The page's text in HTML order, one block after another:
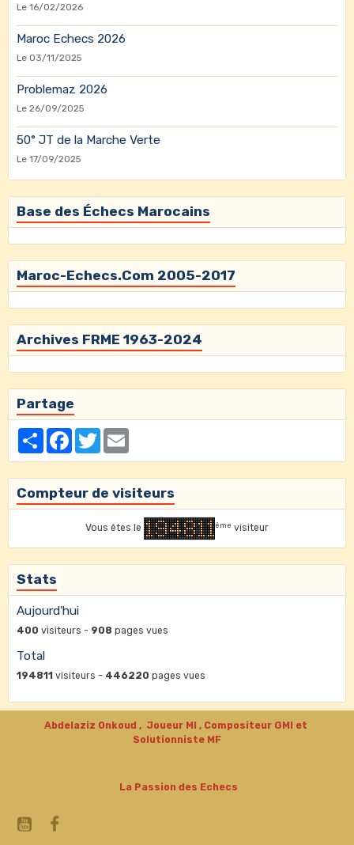
Le 16/02/2026
Maroc Echecs 2026
Le 03/11/2025
Problemaz 2026
Le 26/09/2025
50° JT de la Marche Verte
Le 17/09/2025
Base des Échecs Marocains
Maroc-Echecs.Com 2005-2017
Archives FRME 1963-2024
Partage
PartagerFacebookTwitter
Compteur de visiteurs
Vous êtes le ème visiteur
Stats
Aujourd'hui
400 visiteurs - 908 pages vues
Total
194811 visiteurs - 446220 pages vues
Abdelaziz Onkoud , Joueur MI , Compositeur GMI et
Solutionniste MF
La Passion des Echecs